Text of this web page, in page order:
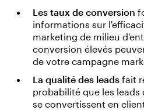
Les taux de conversion
informations sur
marketing de milieu
conversion élevés
de votre campagne
La qualité des leads fait
probabilité que les
se convertissent en